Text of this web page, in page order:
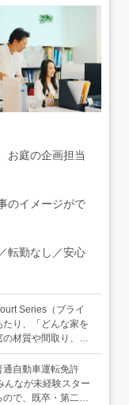
お庭の企画担当
のイメージがで
転勤なし／安心
Series（ブライ
たり、「どんな家を
材質や間取り、エ
どと一緒に企画を
ンテリアコーディ
近いお仕事です。実
材の手配や完成ま
自動車運転免許
んなが未経験スター
ので、既卒・第二新